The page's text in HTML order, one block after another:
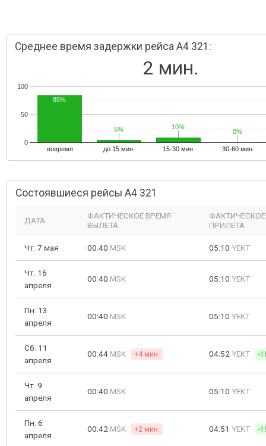
Среднее время задержки рейса A4 321:
2 мин.
вовремя до 15 мин. 15-30 мин. 30-60 мин.
0
50
100
85%
5%
5% 10%
10%
0%
0%
Состоявшиеся рейсы A4 321
ДАТА
ФАКТИЧЕСКОЕ ВРЕМЯ
ВЫЛЕТА
ПРИЛЕТА
Чт. 7 мая 00:40 MSK 05:10 YEKT
Чт. 16
апреля
00:40 MSK 05:10 YEKT
Пн. 13
апреля
00:40 MSK 05:10 YEKT
Сб. 11
апреля
00:44 MSK +4 мин. 04:52 YEKT -
Чт. 9
апреля
00:40 MSK 05:10 YEKT
Пн. 6
апреля
00:42 MSK +2 мин. 04:51 YEKT -